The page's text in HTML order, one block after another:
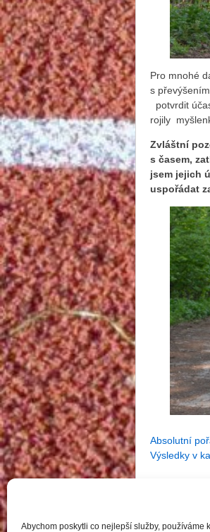
Abychom poskytli co nejlepší služby, používáme
Pro mnohé
s
potvrdit
rojily
Zvláštní
s časem,
jsem jejich
uspořádat
Absolutní
Výsledky v